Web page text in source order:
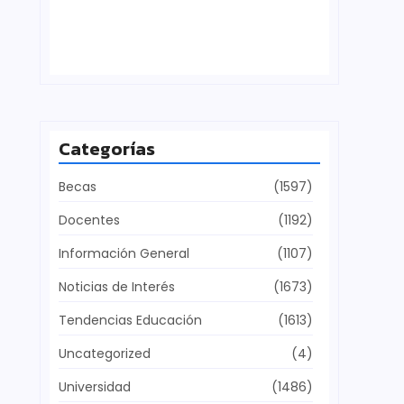
Categorías
Becas
(1597)
Docentes
(1192)
Información General
(1107)
Noticias de Interés
(1673)
Tendencias Educación
(1613)
Uncategorized
(4)
Universidad
(1486)